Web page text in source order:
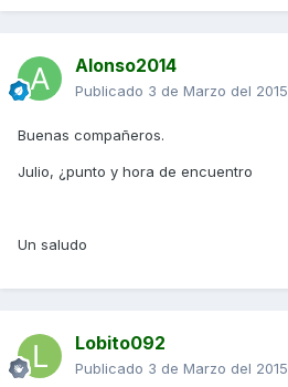
Alonso2014
Publicado 3 de Marzo del 2015
Buenas compañeros.
Julio, ¿punto y hora de encuentro
Un saludo
Lobito092
Publicado 3 de Marzo del 2015